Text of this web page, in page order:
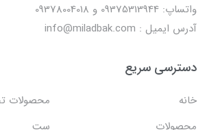
واتساپ: 09375313944 و 09378004018
آدرس ایمیل : info@miladbak.com
دسترسی سریع
خانه
محصولات
محصولات
ست